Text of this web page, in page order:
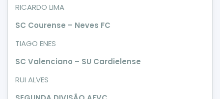
RICARDO LIMA
SC Courense – Neves FC
TIAGO ENES
SC Valenciano – SU Cardielense
RUI ALVES